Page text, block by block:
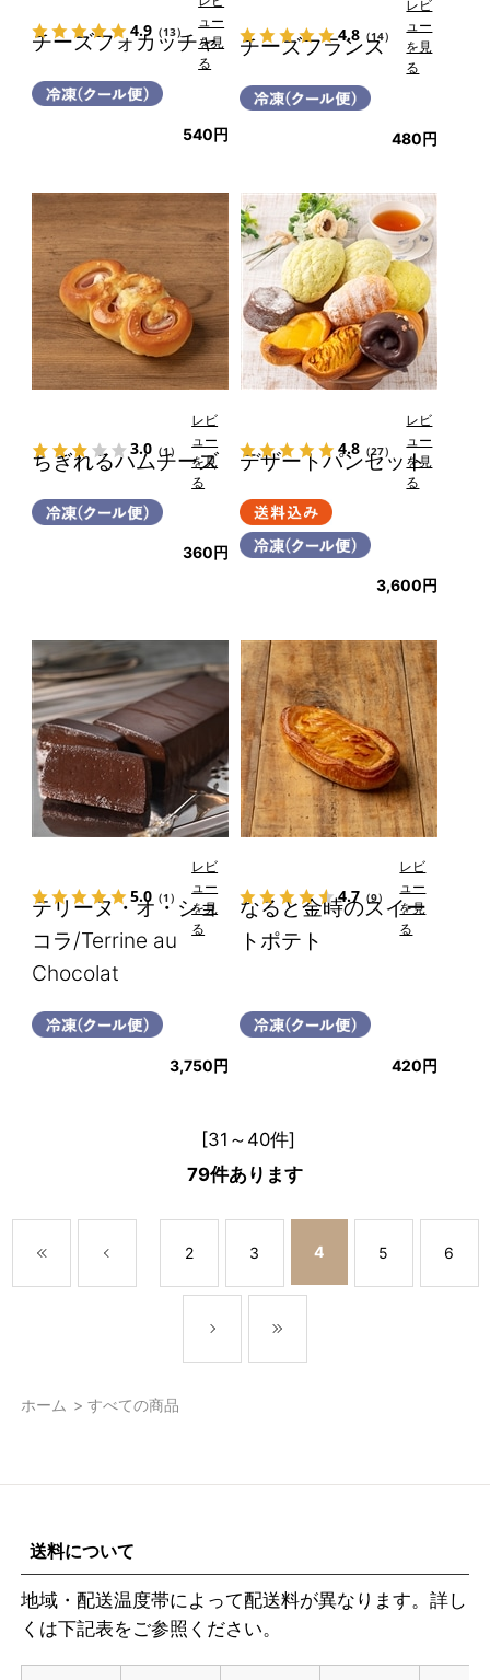
チーズフォカッチャ
4.9 （13）
ュー
を見
る
540円
チーズフランス
4.8 （14）
レビ
ュー
を見
る
480円
ちぎれるハムチーズ
3.0 （1）
レビ
ュー
を見
る
360円
デザートパンセット
4.8 （27）
レビ
ュー
を見
る
3,600円
テリーヌ・オ・ショ
コラ/Terrine au
Chocolat
5.0 （1）
レビ
ュー
を見
る
3,750円
なると金時のスイー
トポテト
4.7 （9）
レビ
ュー
を見
る
420円
[31～40件]
79件あります
2 3 4 5 6
ホーム > すべての商品
送料について
地域・配送温度帯によって配送料が異なります。詳し
くは下記表をご参照ください。